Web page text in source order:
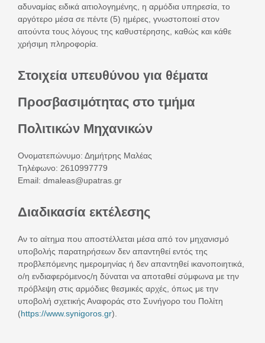
αδυναμίας ειδικά αιτιολογημένης, η αρμόδια υπηρεσία, το
αργότερο μέσα σε πέντε (5) ημέρες, γνωστοποιεί στον
αιτούντα τους λόγους της καθυστέρησης, καθώς και κάθε
χρήσιμη πληροφορία.
Στοιχεία υπευθύνου για θέματα
Προσβασιμότητας στο τμήμα
Πολιτικών Μηχανικών
Ονοματεπώνυμο: Δημήτρης Μαλέας
Τηλέφωνο: 2610997779
Email: dmaleas@upatras.gr
Διαδικασία εκτέλεσης
Αν το αίτημα που αποστέλλεται μέσα από τον μηχανισμό
υποβολής παρατηρήσεων δεν απαντηθεί εντός της
προβλεπόμενης ημερομηνίας ή δεν απαντηθεί ικανοποιητικά,
ο/η ενδιαφερόμενος/η δύναται να αποταθεί σύμφωνα με την
πρόβλεψη στις αρμόδιες θεσμικές αρχές, όπως με την
υποβολή σχετικής Αναφοράς στο Συνήγορο του Πολίτη
(https://www.synigoros.gr).